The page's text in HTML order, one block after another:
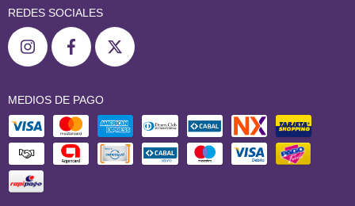
REDES SOCIALES
MEDIOS DE PAGO